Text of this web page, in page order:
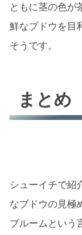
ともに茎の色が
鮮なブドウを目
そうです。
まとめ
シューイチで紹
なブドウの見極
ブルームという